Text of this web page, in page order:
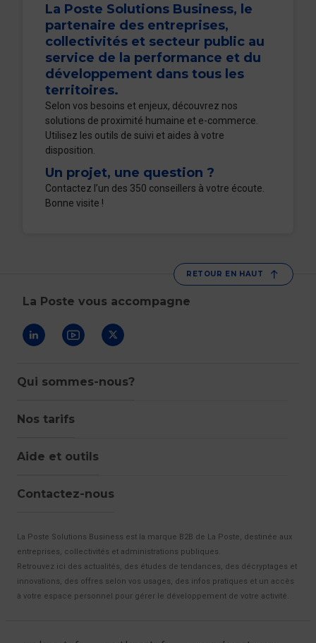
La Poste Solutions Business, le
partenaire des entreprises,
collectivités et secteur public au
service de la performance et du
développement dans tous les
territoires.
Selon vos besoins et enjeux, découvrez nos
solutions de proximité humaine et e-commerce.
Utilisez les outils de suivi et aides à votre
disposition.
Un projet, une question ?
Contactez l’un des 350 conseillers à votre écoute.
Bonne visite !
RETOUR EN HAUT
La Poste Solutions Business est la marque B2B de La Poste, destinée aux
entreprises, collectivités et administrations publiques.
Retrouvez ici des actualités, des études de tendances, des décryptages et
innovations, des offres selon vos usages, des infos pratiques et un accès
à votre espace personnel pour gérer le développement de votre activité.
La Poste vous accompagne
Suivez-nous sur Linkedin
Suivez-nous sur Youtube
Suivez-nous sur X
Qui sommes-nous?
Nos tarifs
Aide et outils
Contactez-nous